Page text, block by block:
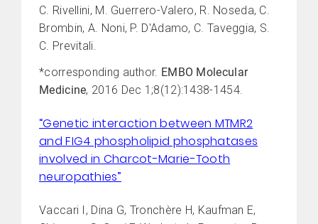
C. Rivellini, M. Guerrero-Valero, R. Noseda, C.
Brombin, A. Noni, P. D'Adamo, C. Taveggia, S.
C. Previtali.
*corresponding author. EMBO Molecular
Medicine, 2016 Dec 1;8(12):1438-1454.
“Genetic interaction between MTMR2
and FIG4 phospholipid phosphatases
involved in Charcot-Marie-Tooth
neuropathies”
Vaccari I, Dina G, Tronchère H, Kaufman E,